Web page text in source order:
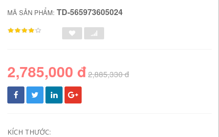
MÃ SẢN PHẨM: TD-565973605024
2,785,000 đ2,885,330 đ
KÍCH THƯỚC: